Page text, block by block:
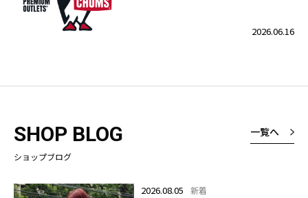
2026.06.16
SHOP BLOG
ショップブログ
一覧へ
2026.08.05 新着